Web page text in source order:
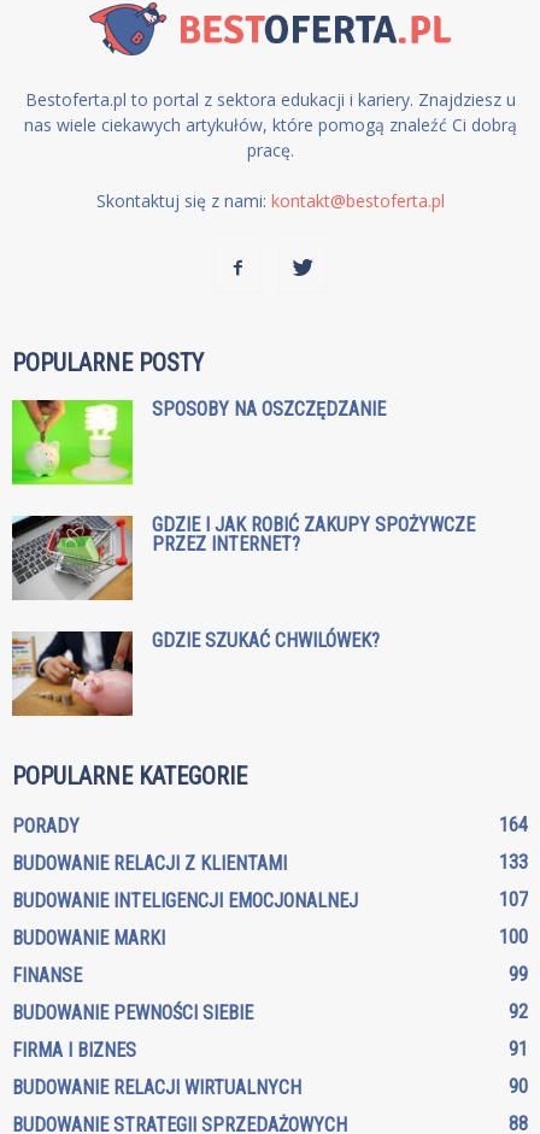
Bestoferta.pl to portal z sektora edukacji i kariery. Znajdziesz u
nas wiele ciekawych artykułów, które pomogą znaleźć Ci dobrą
pracę.
Skontaktuj się z nami: kontakt@bestoferta.pl
POPULARNE POSTY
SPOSOBY NA OSZCZĘDZANIE
GDZIE I JAK ROBIĆ ZAKUPY SPOŻYWCZE
PRZEZ INTERNET?
GDZIE SZUKAĆ CHWILÓWEK?
POPULARNE KATEGORIE
PORADY
164
BUDOWANIE RELACJI Z KLIENTAMI
133
BUDOWANIE INTELIGENCJI EMOCJONALNEJ
107
BUDOWANIE MARKI
100
FINANSE
99
BUDOWANIE PEWNOŚCI SIEBIE
92
FIRMA I BIZNES
91
BUDOWANIE RELACJI WIRTUALNYCH
90
BUDOWANIE STRATEGII SPRZEDAŻOWYCH
88